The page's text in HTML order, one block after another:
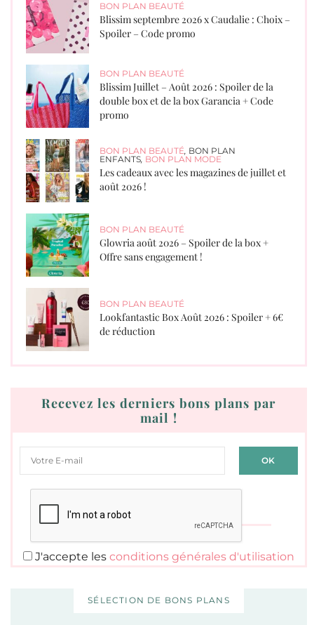
BON PLAN BEAUTÉ
Blissim septembre 2026 x Caudalie : Choix –
Spoiler – Code promo
BON PLAN BEAUTÉ
Blissim Juillet – Août 2026 : Spoiler de la
double box et de la box Garancia + Code
promo
BON PLAN BEAUTÉ, BON PLAN
ENFANTS, BON PLAN MODE
Les cadeaux avec les magazines de juillet et
août 2026 !
BON PLAN BEAUTÉ
Glowria août 2026 – Spoiler de la box +
Offre sans engagement !
BON PLAN BEAUTÉ
Lookfantastic Box Août 2026 : Spoiler + 6€
de réduction
Recevez les derniers bons plans par
mail !
J'accepte les conditions générales d'utilisation
SÉLECTION DE BONS PLANS